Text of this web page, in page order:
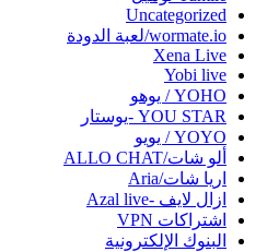
Uncategorized
wormate.io/لعبة الدودة
Xena Live
Yobi live‏
YOHO / يوهو
YOU STAR -يوستار
YOYO / يويو
ألو شات/ALLO CHAT
اريا شات/Aria
ازال لايف -Azal live
اشتراكات VPN
البنوك الإلكترونية